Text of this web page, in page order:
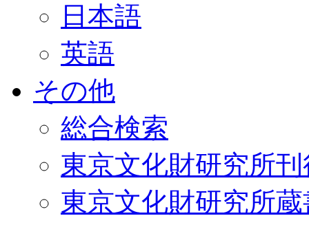
日本語
英語
その他
総合検索
東京文化財研究所
東京文化財研究所